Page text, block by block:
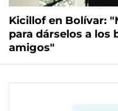
Kicillof en Bolívar:
para dárselos a los
amigos"